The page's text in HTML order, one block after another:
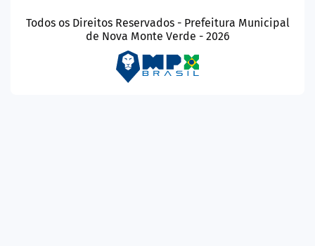
Todos os Direitos Reservados - Prefeitura Municipal
de Nova Monte Verde - 2026